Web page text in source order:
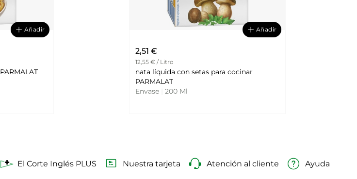
Añadir
nata carbonara para cocinar PARMALAT
Añadir
2,51 €
12,55 € / Litro
nata líquida con setas para cocinar
PARMALAT
Envase
200 Ml
El Corte Inglés PLUS Nuestra tarjeta Atención al cliente Ayuda